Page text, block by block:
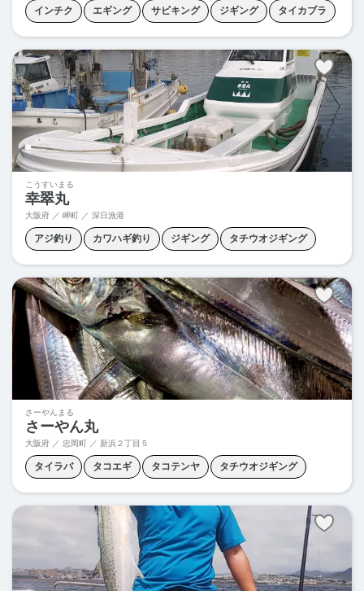
インチク エギング サビキング ジギング タイカブラ
タイラバ ノマセ釣り
こうすいまる
幸翠丸
大阪府 ／ 岬町 ／ 深日漁港
アジ釣り カワハギ釣り ジギング タチウオジギング
タチウオテンヤ ノマセ釣り 五目釣り
さーやんまる
さーやん丸
大阪府 ／ 忠岡町 ／ 新浜２丁目５
タイラバ タコエギ タコテンヤ タチウオジギング
タチウオテンヤ ノマセ釣り 五目釣り 落とし込み釣り